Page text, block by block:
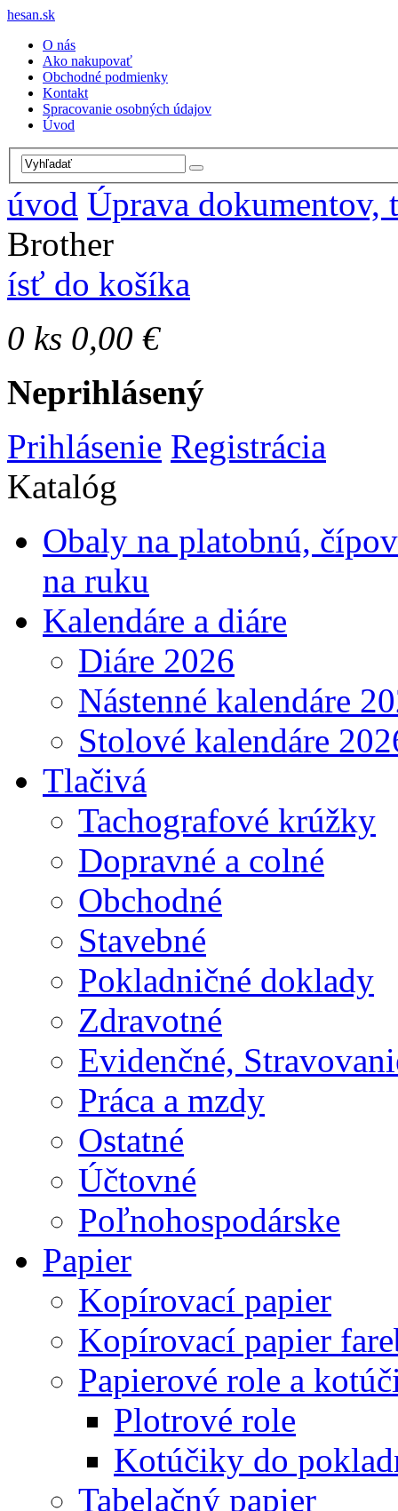
hesan.sk
O nás
Ako nakupovať
Obchodné podmienky
Kontakt
Spracovanie osobných údajov
Úvod
úvod Úprava dokumentov,
Brother
ísť do košíka
0 ks 0,00 €
Neprihlásený
Prihlásenie Registrácia
Katalóg
Obaly na platobnú,
na ruku
Kalendáre a diáre
Diáre 2026
Nástenné kalendáre
Stolové kalendáre
Tlačivá
Tachografové krúžky
Dopravné a colné
Obchodné
Stavebné
Pokladničné doklady
Zdravotné
Evidenčné,
Práca a mzdy
Ostatné
Účtovné
Poľnohospodárske
Papier
Kopírovací papier
Kopírovací papier
Papierové role a
Plotrové role
Kotúčiky do
Tabelačný papier